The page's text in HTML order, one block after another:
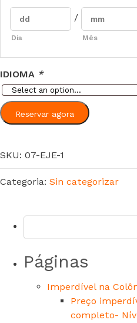
Dia
/
Mês
IDIOMA *
Reservar agora
SKU: 07-EJE-1
Categoria: Sin categorizar
Páginas
Imperdível na
Preço
completo-